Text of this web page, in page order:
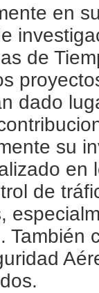
en
de
dado
su
en
de
También